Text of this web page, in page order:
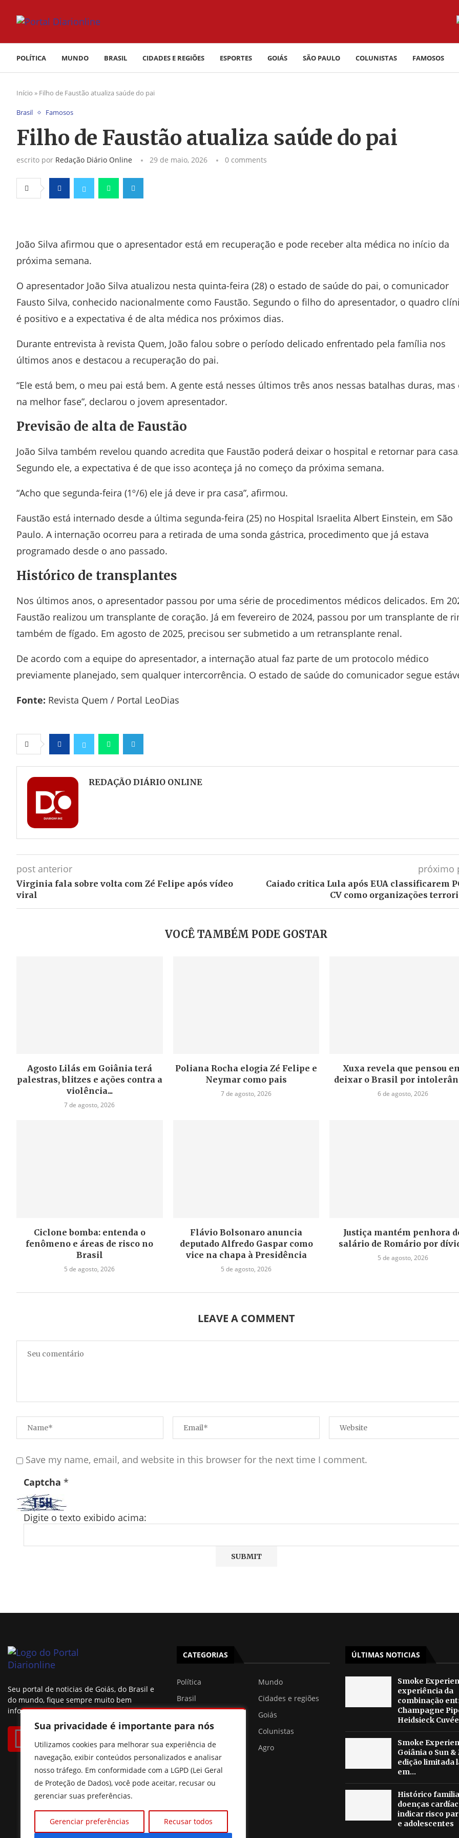
Sua privacidade é importante para nós
Utilizamos cookies para melhorar sua experiência de
navegação, exibir conteúdos personalizados e analisar
nosso tráfego. Em conformidade com a LGPD (Lei Geral
de Proteção de Dados), você pode aceitar, recusar ou
gerenciar suas preferências.
Gerenciar preferências Recusar todos
POLÍTICA MUNDO BRASIL CIDADES E REGIÕES ESPORTES GOIÁS SÃO PAULO COLUNISTAS FAMOSOS
Início » Filho de Faustão atualiza saúde do pai
Brasil Famosos
Filho de Faustão atualiza saúde do pai
escrito por Redação Diário Online 29 de maio, 2026 0 comments
João Silva afirmou que o apresentador está em recuperação e pode receber alta médica no início da
próxima semana.
O apresentador João Silva atualizou nesta quinta-feira (28) o estado de saúde do pai, o comunicador
Fausto Silva, conhecido nacionalmente como Faustão. Segundo o filho do apresentador, o quadro
é positivo e a expectativa é de alta médica nos próximos dias.
Durante entrevista à revista Quem, João falou sobre o período delicado enfrentado pela família nos
últimos anos e destacou a recuperação do pai.
“Ele está bem, o meu pai está bem. A gente está nesses últimos três anos nessas batalhas duras, mas
na melhor fase”, declarou o jovem apresentador.
Previsão de alta de Faustão
João Silva também revelou quando acredita que Faustão poderá deixar o hospital e retornar para
Segundo ele, a expectativa é de que isso aconteça já no começo da próxima semana.
“Acho que segunda-feira (1º/6) ele já deve ir pra casa”, afirmou.
Faustão está internado desde a última segunda-feira (25) no Hospital Israelita Albert Einstein, em São
Paulo. A internação ocorreu para a retirada de uma sonda gástrica, procedimento que já estava
programado desde o ano passado.
Histórico de transplantes
Nos últimos anos, o apresentador passou por uma série de procedimentos médicos delicados. Em
Faustão realizou um transplante de coração. Já em fevereiro de 2024, passou por um transplante de
também de fígado. Em agosto de 2025, precisou ser submetido a um retransplante renal.
De acordo com a equipe do apresentador, a internação atual faz parte de um protocolo médico
previamente planejado, sem qualquer intercorrência. O estado de saúde do comunicador segue
Fonte: Revista Quem / Portal LeoDias
FacebookTwitter WhatsappTelegram
REDAÇÃO DIÁRIO ONLINE
post anterior
Virginia fala sobre volta com Zé Felipe após vídeo
viral
próximo
Caiado critica Lula após EUA classificarem
CV como organizações
VOCÊ TAMBÉM PODE GOSTAR
Agosto Lilás em Goiânia terá
palestras, blitzes e ações contra a
violência...
7 de agosto, 2026
Poliana Rocha elogia Zé Felipe e
Neymar como pais
7 de agosto, 2026
Xuxa revela que pensou
deixar o Brasil por
6 de agosto, 2026
Ciclone bomba: entenda o
fenômeno e áreas de risco no
Brasil
5 de agosto, 2026
Flávio Bolsonaro anuncia
deputado Alfredo Gaspar como
vice na chapa à Presidência
5 de agosto, 2026
Justiça mantém penhora
salário de Romário por
5 de agosto, 2026
LEAVE A COMMENT
Save my name, email, and website in this browser for the next time I comment.
Captcha *
Digite o texto exibido acima:
Seu portal de noticias de Goiás, do Brasil e
do mundo, fique sempre muito bem
informado.
CATEGORIAS
Política
Mundo
Brasil
Cidades e regiões
Goiás
São Paulo
Colunistas
Famosos
Agro
ÚLTIMAS NOTICIAS
Smoke
experiência da
combinação
Champagne
Heidsieck
Smoke
Goiânia o Sun &
edição limitada
em...
Histórico
doenças
indicar risco
e adolescentes